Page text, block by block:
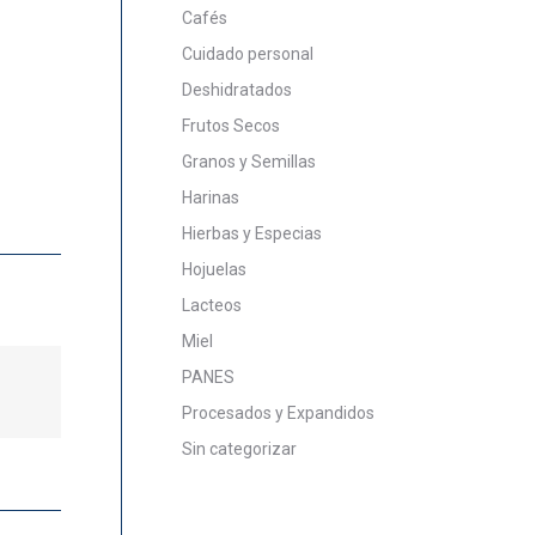
Cafés
Cuidado personal
Deshidratados
Frutos Secos
Granos y Semillas
Harinas
Hierbas y Especias
Hojuelas
Lacteos
Miel
PANES
Procesados y Expandidos
Sin categorizar